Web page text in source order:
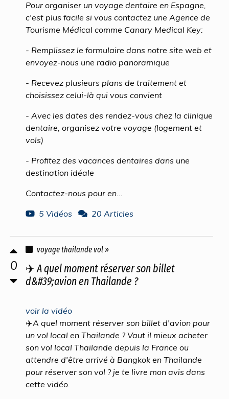
Pour organiser un voyage dentaire en Espagne,
c'est plus facile si vous contactez une Agence de
Tourisme Médical comme Canary Medical Key:
- Remplissez le formulaire dans notre site web et
envoyez-nous une radio panoramique
- Recevez plusieurs plans de traitement et
choisissez celui-là qui vous convient
- Avec les dates des rendez-vous chez la clinique
dentaire, organisez votre voyage (logement et
vols)
- Profitez des vacances dentaires dans une
destination idéale
Contactez-nous pour en...
5 Vidéos
20 Articles
0
voyage thailande vol »
✈️ A quel moment réserver son billet
d&#39;avion en Thailande ?
voir la vidéo
✈️A quel moment réserver son billet d'avion pour
un vol local en Thailande ? Vaut il mieux acheter
son vol local Thailande depuis la France ou
attendre d'être arrivé à Bangkok en Thailande
pour réserver son vol ? je te livre mon avis dans
cette vidéo.